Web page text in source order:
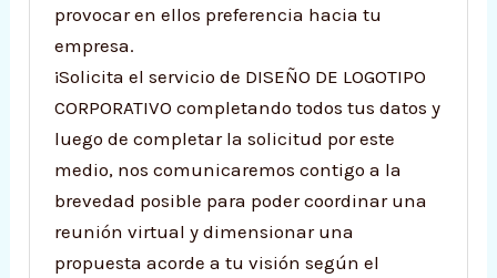
provocar en ellos preferencia hacia tu
empresa.
¡Solicita el servicio de DISEÑO DE LOGOTIPO
CORPORATIVO completando todos tus datos y
luego de completar la solicitud por este
medio, nos comunicaremos contigo a la
brevedad posible para poder coordinar una
reunión virtual y dimensionar una
propuesta acorde a tu visión según el